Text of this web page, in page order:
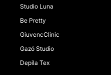
Studio Luna
Be Pretty
GiuvencClinic
Gazó Studio
Depila Tex